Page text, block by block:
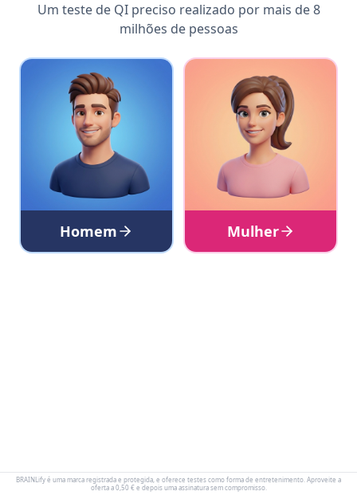
Um teste de QI preciso realizado por mais de 8
milhões de pessoas
Homem Mulher
BRAINLify é uma marca registrada e protegida, e oferece testes como forma de entretenimento. Aproveite a
oferta a 0,50 € e depois uma assinatura sem compromisso.